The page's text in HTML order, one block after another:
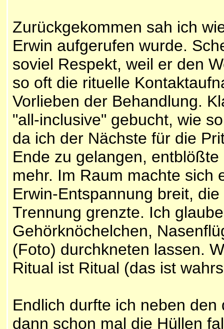
Zurückgekommen sah ich
Erwin aufgerufen wurde.
soviel Respekt, weil er den
so oft die rituelle
Vorlieben der Behandlung.
"all-inclusive" gebucht, wie
da ich der Nächste für die
Ende zu gelangen,
mehr. Im Raum machte sich
Erwin-Entspannung breit,
Trennung grenzte. Ich
Gehörknöchelchen,
(Foto) durchkneten lassen.
Ritual ist Ritual (das ist
Endlich durfte ich neben
dann schon mal die Hüllen